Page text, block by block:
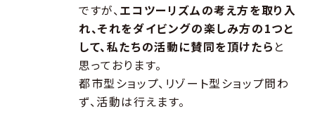
ですが、 エコツーリズムの考え方を取り入
れ、それをダイビングの楽しみ方の1つと
して、私たちの活動に賛同を頂けたら と
思っております。
都市型ショップ、リゾート型ショップ問わ
ず、活動は行えます。